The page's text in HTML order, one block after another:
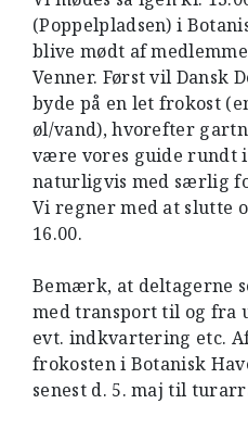
(Poppelpladsen) i
blive mødt af
Venner. Først vil Dansk
byde på en let frokost
øl/vand), hvorefter
være vores guide rundt
naturligvis med særlig
Vi regner med at slutte
16.00.
Bemærk, at deltagerne
med transport til og fra
evt. indkvartering etc.
frokosten i Botanisk
senest d. 5. maj til